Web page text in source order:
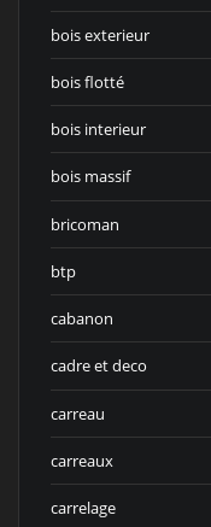
bois exterieur
bois flotté
bois interieur
bois massif
bricoman
btp
cabanon
cadre et deco
carreau
carreaux
carrelage